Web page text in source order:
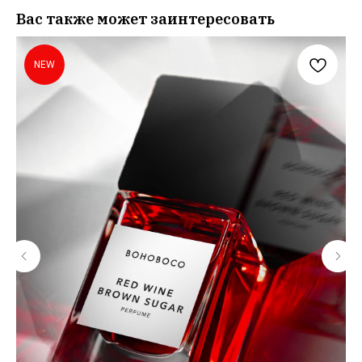
Вас также может заинтересовать
NEW